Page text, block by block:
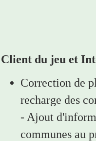
Client du jeu et
Correction de
recharge des
- Ajout
communes au